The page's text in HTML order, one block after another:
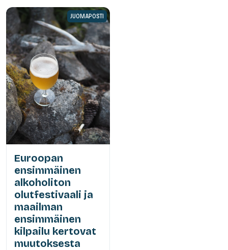
JUOMAPOSTI
Euroopan
ensimmäinen
alkoholiton
olutfestivaali ja
maailman
ensimmäinen
kilpailu kertovat
muutoksesta